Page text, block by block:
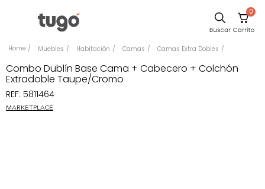
0
Muebles Habitación Camas Camas Extra Dobles
Combo Dublín Base Cama + Cabecero + Colchón
Extradoble Taupe/Cromo
REF: 5811464
MARKETPLACE
Comedor
Escritorio
Silla